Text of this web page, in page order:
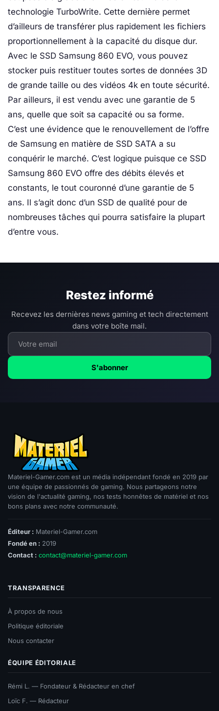
technologie TurboWrite. Cette dernière permet
d’ailleurs de transférer plus rapidement les fichiers
proportionnellement à la capacité du disque dur.
Avec le SSD Samsung 860 EVO, vous pouvez
stocker puis restituer toutes sortes de données 3D
de grande taille ou des vidéos 4k en toute sécurité.
Par ailleurs, il est vendu avec une garantie de 5
ans, quelle que soit sa capacité ou sa forme.
C’est une évidence que le renouvellement de l’offre
de Samsung en matière de SSD SATA a su
conquérir le marché. C’est logique puisque ce SSD
Samsung 860 EVO offre des débits élevés et
constants, le tout couronné d’une garantie de 5
ans. Il s’agit donc d’un SSD de qualité pour de
nombreuses tâches qui pourra satisfaire la plupart
d’entre vous.
Restez informé
Recevez les dernières news gaming et tech directement
dans votre boîte mail.
S'abonner
Materiel-Gamer.com est un média indépendant fondé en 2019 par
une équipe de passionnés de gaming. Nous partageons notre
vision de l'actualité gaming, nos tests honnêtes de matériel et nos
bons plans avec notre communauté.
Éditeur : Materiel-Gamer.com
Fondé en : 2019
Contact : contact@materiel-gamer.com
TRANSPARENCE
À propos de nous
Politique éditoriale
Nous contacter
ÉQUIPE ÉDITORIALE
Rémi L. — Fondateur & Rédacteur en chef
Loïc F. — Rédacteur